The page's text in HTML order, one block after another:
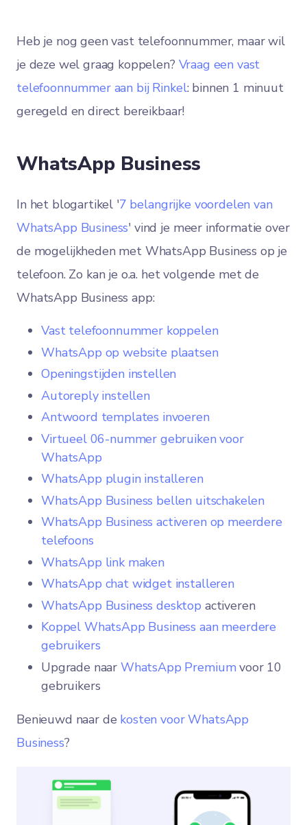
Heb je nog geen vast telefoonnummer, maar wil
je deze wel graag koppelen? Vraag een vast
telefoonnummer aan bij Rinkel: binnen 1 minuut
geregeld en direct bereikbaar!
WhatsApp Business
In het blogartikel '7 belangrijke voordelen van
WhatsApp Business' vind je meer informatie over
de mogelijkheden met WhatsApp Business op je
telefoon. Zo kan je o.a. het volgende met de
WhatsApp Business app:
Vast telefoonnummer koppelen
WhatsApp op website plaatsen
Openingstijden instellen
Autoreply instellen
Antwoord templates invoeren
Virtueel 06-nummer gebruiken voor
WhatsApp
WhatsApp plugin installeren
WhatsApp Business bellen uitschakelen
WhatsApp Business activeren op meerdere
telefoons
WhatsApp link maken
WhatsApp chat widget installeren
WhatsApp Business desktop activeren
Koppel WhatsApp Business aan meerdere
gebruikers
Upgrade naar WhatsApp Premium voor 10
gebruikers
Benieuwd naar de kosten voor WhatsApp
Business?